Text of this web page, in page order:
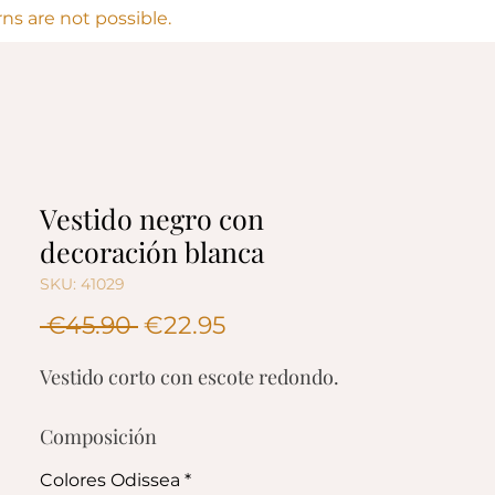
are not possible.
Vestido negro con
decoración blanca
SKU: 41029
€45.90 Regular
€22.95Sale
Vestido corto con escote redondo.
Composición
95% Poliéster
Colores Odissea *